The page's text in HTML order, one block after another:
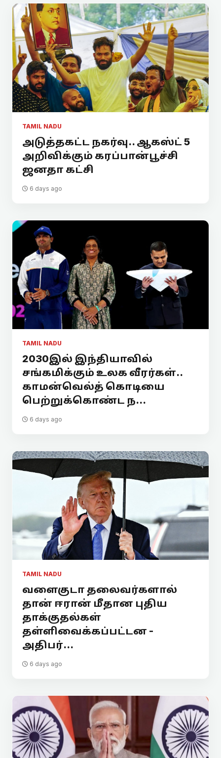
TAMIL NADU
அடுத்தகட்ட நகர்வு.. ஆகஸ்ட் 5
அறிவிக்கும் கரப்பான்பூச்சி
ஜனதா கட்சி
6 days ago
TAMIL NADU
2030இல் இந்தியாவில்
சங்கமிக்கும் உலக வீரர்கள்..
காமன்வெல்த் கொடியை
பெற்றுக்கொண்ட ந...
6 days ago
TAMIL NADU
வளைகுடா தலைவர்களால்
தான் ஈரான் மீதான புதிய
தாக்குதல்கள்
தள்ளிவைக்கப்பட்டன -
அதிபர்...
6 days ago